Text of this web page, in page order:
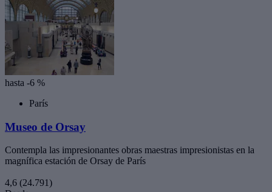
hasta -6 %
París
Museo de Orsay
Contempla las impresionantes obras maestras impresionistas en la
magnífica estación de Orsay de París
4,6 (24.791)